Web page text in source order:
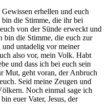
erhellen und euch
die Stimme, die ihr bei
von der Sünde erweckt und
bin die Stimme, die euch zur
untadelig vor meiner
also vor, mein Volk. Habt
und dass ich bei euch sein
Mut, geht voran, der Anbruch
Seid meine Zeugen und
Noch einmal sage ich
euer Vater, Jesus, der